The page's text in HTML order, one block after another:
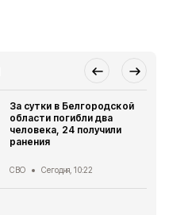
За сутки в Белгородской
области погибли два
человека, 24 получили
ранения
СВО Сегодня, 10:22